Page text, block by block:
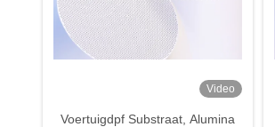
Video
Voertuigdpf Substraat, Alumina